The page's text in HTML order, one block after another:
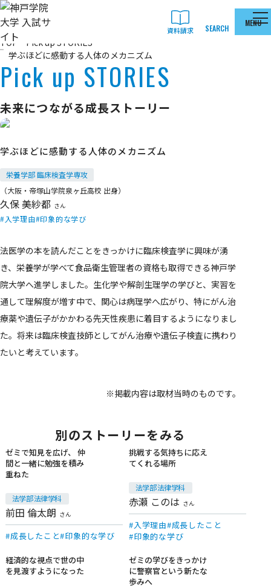
本文へ移動
資料請求 SEARCH
MENU
TOP
Pick up STORIES
学ぶほどに感動する人体のメカニズム
Pick up STORIES
未来につながる成長ストーリー
学ぶほどに感動する人体のメカニズム
栄養学部 臨床検査学専攻
（大阪・帝塚山学院泉ヶ丘高校 出身）
久保 美紗都 さん
入学理由 印象的な学び
法医学の本を読んだことをきっかけに臨床検査学に興味が湧
き、栄養学が学べて食品衛生管理者の資格も取得できる神戸学
院大学へ進学しました。生化学や解剖生理学の学びと、実習を
通して理解度が増す中で、関心は病理学へ広がり、特にがん治
療薬や遺伝子がかかわる先天性疾患に着目するようになりまし
た。将来は臨床検査技師としてがん治療や遺伝子検査に携わり
たいと考えています。
※掲載内容は取材当時のものです。
別のストーリーをみる
在学生
ゼミで知見を広げ、 仲
間と一緒に勉強を積み
重ねた
法学部 法律学科
前田 倫太朗 さん
成長したこと 印象的な学び
在学生
挑戦する気持ちに応え
てくれる場所
法学部 法律学科
赤瀬 このは さん
入学理由 成長したこと
印象的な学び
在学生
経済的な視点で世の中
を見渡すようになった
在学生
ゼミの学びをきっかけ
に警察官という新たな
歩みへ